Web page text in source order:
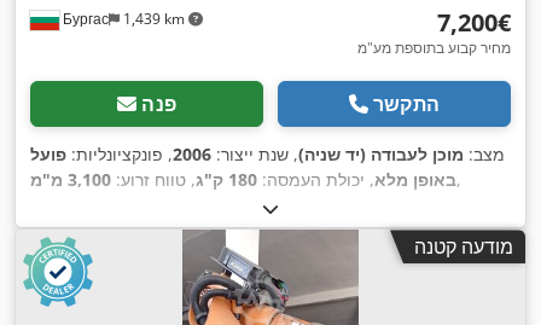
Бургас 1,439 km ‏7,200 ‏€
מחיר קבוע בתוספת מע"מ
פנה התקשר
מצב: מוכן לעבודה (יד שניה), שנת ייצור: 2006, פונקציונליות: פועל
באופן מלא, יכולת העמסה: 180 ק"ג , טווח זרוע: 3,100 מ"מ ,
מודעה קטנה